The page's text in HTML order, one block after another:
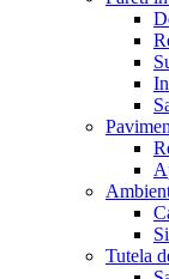
Tutela